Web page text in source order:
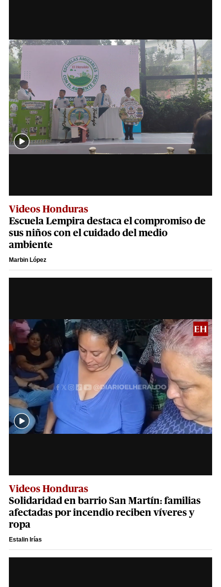
Videos Honduras
Escuela Lempira destaca el compromiso de
sus niños con el cuidado del medio
ambiente
Marbin López
Videos Honduras
Solidaridad en barrio San Martín: familias
afectadas por incendio reciben víveres y
ropa
Estalin Irías